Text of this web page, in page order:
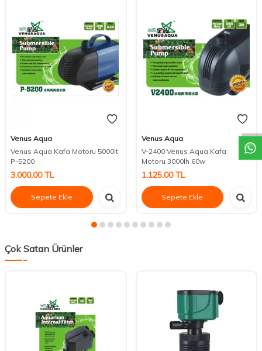
DESTEK
Venus Aqua
Venus Aqua Kafa Motoru 5000lt
P-5200
3.000,00TL
Sepete Ekle
Venus Aqua
V-2400 Venus Aqua Kafa
Motoru 3000lh 60w
1.125,00TL
Sepete Ekle
Çok Satan Ürünler